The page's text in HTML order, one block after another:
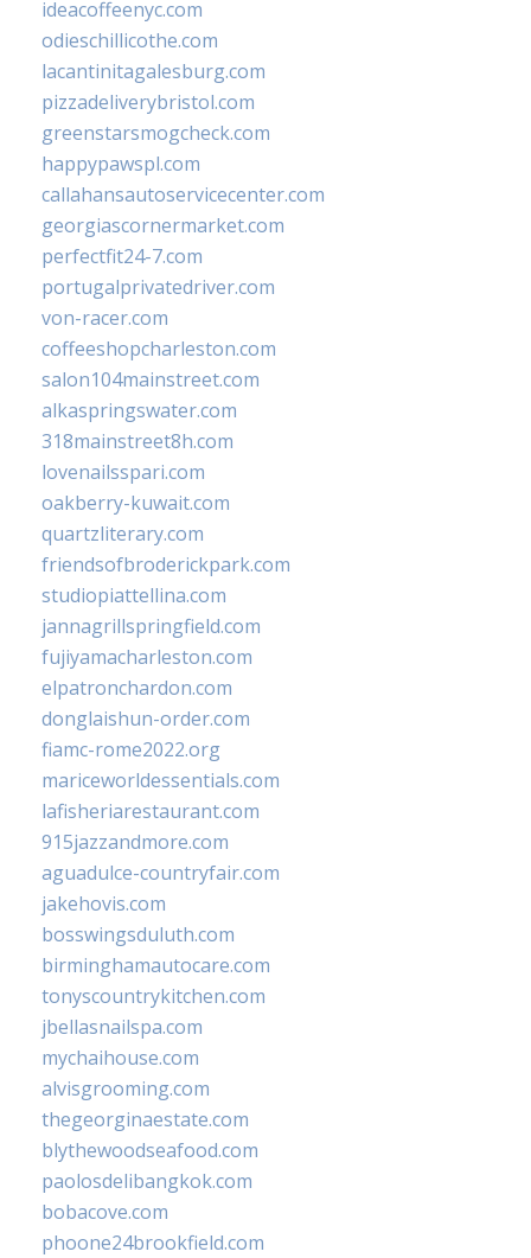
ideacoffeenyc.com
odieschillicothe.com
lacantinitagalesburg.com
pizzadeliverybristol.com
greenstarsmogcheck.com
happypawspl.com
callahansautoservicecenter.com
georgiascornermarket.com
perfectfit24-7.com
portugalprivatedriver.com
von-racer.com
coffeeshopcharleston.com
salon104mainstreet.com
alkaspringswater.com
318mainstreet8h.com
lovenailsspari.com
oakberry-kuwait.com
quartzliterary.com
friendsofbroderickpark.com
studiopiattellina.com
jannagrillspringfield.com
fujiyamacharleston.com
elpatronchardon.com
donglaishun-order.com
fiamc-rome2022.org
mariceworldessentials.com
lafisheriarestaurant.com
915jazzandmore.com
aguadulce-countryfair.com
jakehovis.com
bosswingsduluth.com
birminghamautocare.com
tonyscountrykitchen.com
jbellasnailspa.com
mychaihouse.com
alvisgrooming.com
thegeorginaestate.com
blythewoodseafood.com
paolosdelibangkok.com
bobacove.com
phoone24brookfield.com